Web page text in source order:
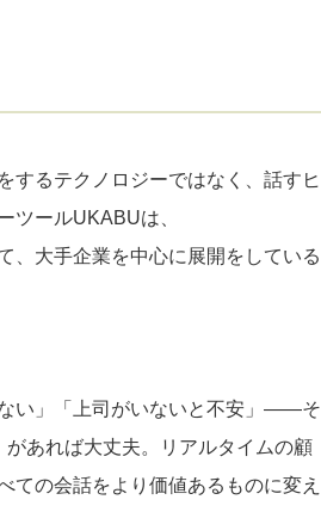
するテクノロジーではなく、話すヒ
ツールUKABUは、
、大手企業を中心に展開をしている
ない」「上司がいないと不安」——そ
あれば大丈夫。リアルタイムの顧
ての会話をより価値あるものに変え